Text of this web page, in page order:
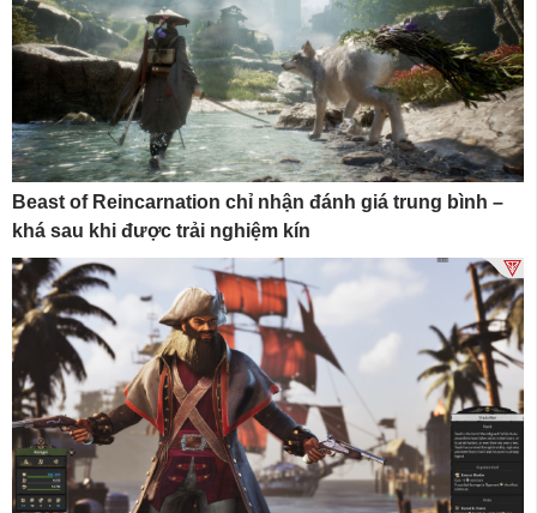
Beast of Reincarnation chỉ nhận đánh giá trung bình –
khá sau khi được trải nghiệm kín